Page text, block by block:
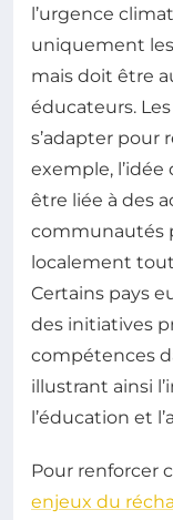
l’urgence
uniquement
mais doit être
éducateurs. Les
s’adapter pour
exemple,
être liée à des
communautés
localement
Certains pays
des initiatives
compétences
illustrant ainsi
l’éducation et
Pour renforcer
enjeux du